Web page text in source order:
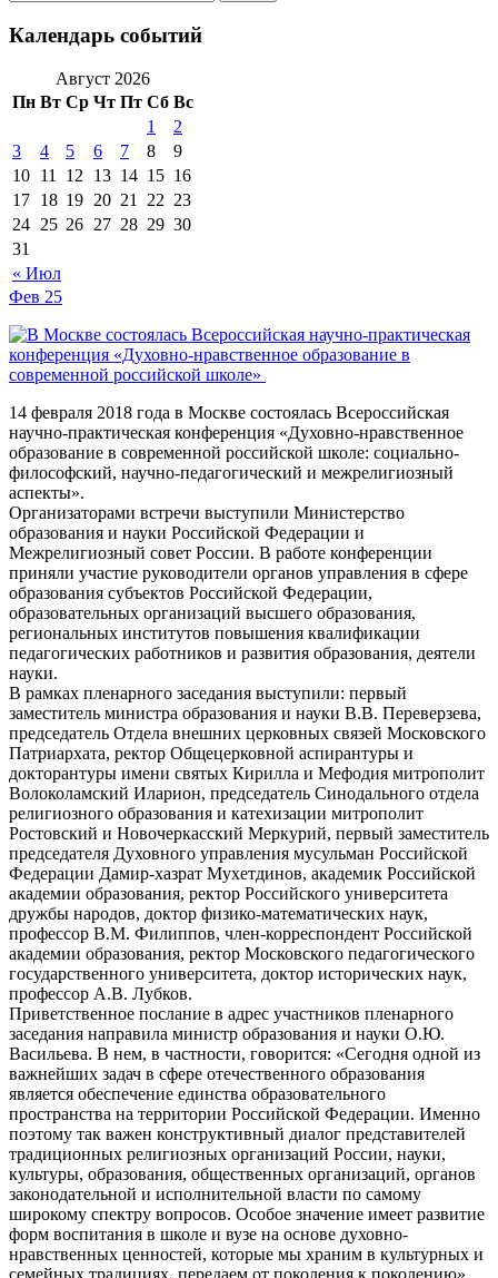
Календарь событий
Август 2026
Пн Вт Ср Чт Пт Сб Вс
« Июл
1
2
3
4 5 6 7 8
9
10 11 12 13 14 15 16
17 18 19 20 21 22 23
24 25 26 27 28 29 30
31
Фев 25
14 февраля 2018 года в Москве состоялась Всероссийская
научно-практическая конференция «Духовно-нравственное
образование в современной российской школе: социально-
философский, научно-педагогический и межрелигиозный
аспекты».
Организаторами встречи выступили Министерство
образования и науки Российской Федерации и
Межрелигиозный совет России. В работе конференции
приняли участие руководители органов управления в сфере
образования субъектов Российской Федерации,
образовательных организаций высшего образования,
региональных институтов повышения квалификации
педагогических работников и развития образования, деятели
науки.
В рамках пленарного заседания выступили: первый
заместитель министра образования и науки В.В. Переверзева,
председатель Отдела внешних церковных связей Московского
Патриархата, ректор Общецерковной аспирантуры и
докторантуры имени святых Кирилла и Мефодия митрополит
Волоколамский Иларион, председатель Синодального отдела
религиозного образования и катехизации митрополит
Ростовский и Новочеркасский Меркурий, первый заместитель
председателя Духовного управления мусульман Российской
Федерации Дамир-хазрат Мухетдинов, академик Российской
академии образования, ректор Российского университета
дружбы народов, доктор физико-математических наук,
профессор В.М. Филиппов, член-корреспондент Российской
академии образования, ректор Московского педагогического
государственного университета, доктор исторических наук,
профессор А.В. Лубков.
Приветственное послание в адрес участников пленарного
заседания направила министр образования и науки О.Ю.
Васильева. В нем, в частности, говорится: «Сегодня одной из
важнейших задач в сфере отечественного образования
является обеспечение единства образовательного
пространства на территории Российской Федерации. Именно
поэтому так важен конструктивный диалог представителей
традиционных религиозных организаций России, науки,
культуры, образования, общественных организаций, органов
законодательной и исполнительной власти по самому
широкому спектру вопросов. Особое значение имеет развитие
форм воспитания в школе и вузе на основе духовно-
нравственных ценностей, которые мы храним в культурных и
семейных традициях, передаем от поколения к поколению».